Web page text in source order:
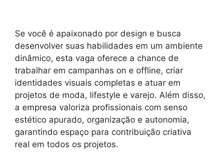
Se você é apaixonado por design e busca
desenvolver suas habilidades em um ambiente
dinâmico, esta vaga oferece a chance de
trabalhar em campanhas on e offline, criar
identidades visuais completas e atuar em
projetos de moda, lifestyle e varejo. Além disso,
a empresa valoriza profissionais com senso
estético apurado, organização e autonomia,
garantindo espaço para contribuição criativa
real em todos os projetos.